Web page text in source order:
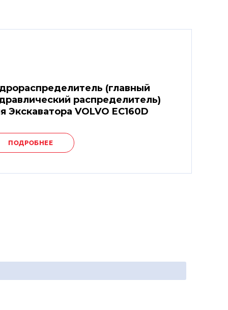
(главный
распределитель)
Экскаватора VOLVO EC160D
ПОДРОБНЕЕ